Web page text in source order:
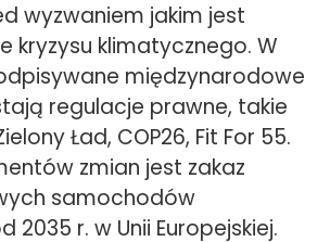
wyzwaniem jakim jest
kryzysu klimatycznego. W
międzynarodowe
regulacje prawne, takie
Ład, COP26, Fit For 55.
zmian jest zakaz
samochodów
2035 r. w Unii Europejskiej.